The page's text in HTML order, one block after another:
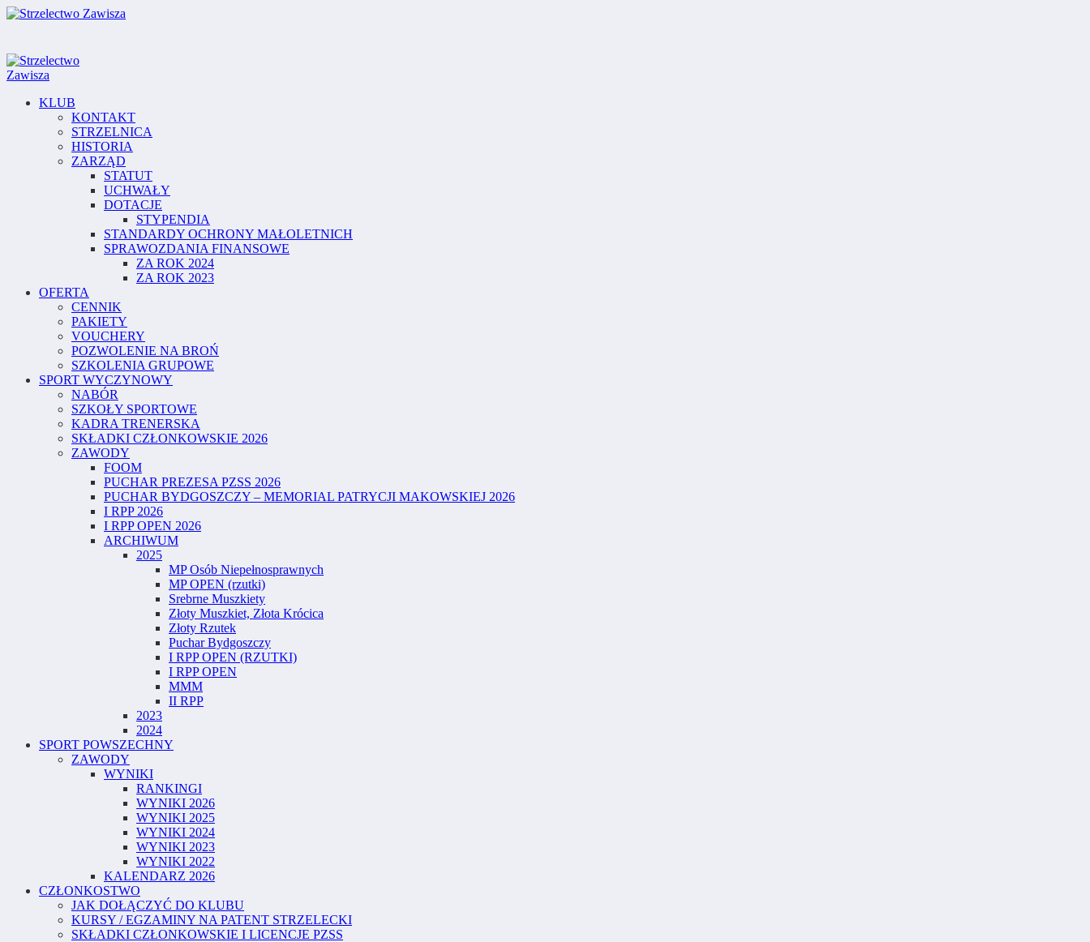
KLUB
KONTAKT
STRZELNICA
HISTORIA
ZARZĄD
STATUT
UCHWAŁY
DOTACJE
STYPENDIA
STANDARDY OCHRONY MAŁOLETNICH
SPRAWOZDANIA FINANSOWE
ZA ROK 2024
ZA ROK 2023
OFERTA
CENNIK
PAKIETY
VOUCHERY
POZWOLENIE NA BROŃ
SZKOLENIA GRUPOWE
SPORT WYCZYNOWY
NABÓR
SZKOŁY SPORTOWE
KADRA TRENERSKA
SKŁADKI CZŁONKOWSKIE 2026
ZAWODY
FOOM
PUCHAR PREZESA PZSS 2026
PUCHAR BYDGOSZCZY – MEMORIAL PATRYCJI MAKOWSKIEJ 2026
I RPP 2026
I RPP OPEN 2026
ARCHIWUM
2025
MP Osób Niepełnosprawnych
MP OPEN (rzutki)
Srebrne Muszkiety
Złoty Muszkiet, Złota Krócica
Złoty Rzutek
Puchar Bydgoszczy
I RPP OPEN (RZUTKI)
I RPP OPEN
MMM
II RPP
2023
2024
SPORT POWSZECHNY
ZAWODY
WYNIKI
RANKINGI
WYNIKI 2026
WYNIKI 2025
WYNIKI 2024
WYNIKI 2023
WYNIKI 2022
KALENDARZ 2026
CZŁONKOSTWO
JAK DOŁĄCZYĆ DO KLUBU
KURSY / EGZAMINY NA PATENT STRZELECKI
SKŁADKI CZŁONKOWSKIE I LICENCJE PZSS